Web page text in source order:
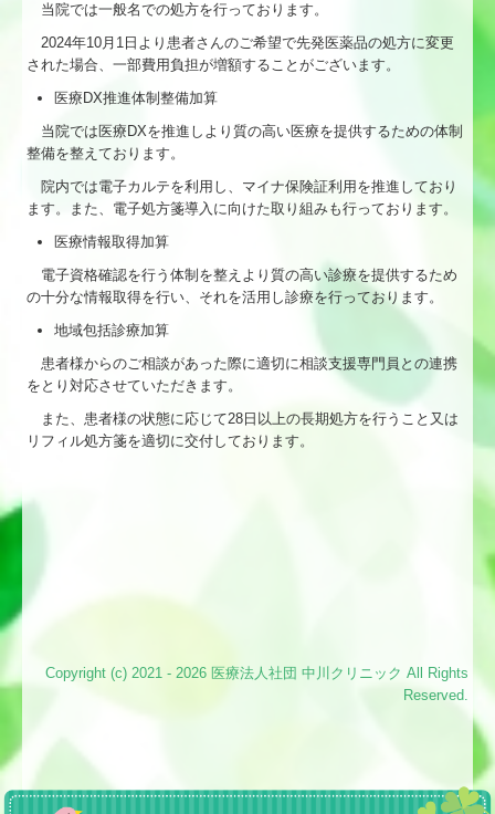
当院では一般名での処方を行っております。
2024年10月 1 日より患者さんのご希望で先発医薬品の処方に変更
された場合、一部費用負担が増額することがございます。
医療DX推進体制整備加算
当院では医療DXを推進しより質の高い医療を提供するための体制
整備を整えております。
院内では電子カルテを利用し、マイナ保険証利用を推進しており
ます。また、電子処方箋導入に向けた取り組みも行っております。
医療情報取得加算
電子資格確認を行う体制を整えより質の高い診療を提供するため
の十分な情報取得を行い、それを活用し診療を行っております。
地域包括診療加算
患者様からのご相談があった際に適切に相談支援専門員との連携
をとり対応させていただきます。
また、患者様の状態に応じて28日以上の長期処方を行うこと又は
リフィル処方箋を適切に交付しております。
Copyright (c) 2021 - 2026 医療法人社団 中川クリニック All Rights
Reserved.